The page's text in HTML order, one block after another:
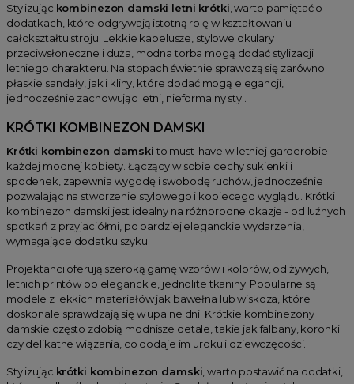
Stylizując kombinezon damski letni krótki, warto pamiętać o
dodatkach, które odgrywają istotną rolę w kształtowaniu
całokształtu stroju. Lekkie kapelusze, stylowe okulary
przeciwsłoneczne i duża, modna torba mogą dodać stylizacji
letniego charakteru. Na stopach świetnie sprawdzą się zarówno
płaskie sandały, jak i kliny, które dodać mogą elegancji,
jednocześnie zachowując letni, nieformalny styl.
KRÓTKI KOMBINEZON DAMSKI
Krótki kombinezon damski to must-have w letniej garderobie
każdej modnej kobiety. Łączący w sobie cechy sukienki i
spodenek, zapewnia wygodę i swobodę ruchów, jednocześnie
pozwalając na stworzenie stylowego i kobiecego wyglądu. Krótki
kombinezon damski jest idealny na różnorodne okazje - od luźnych
spotkań z przyjaciółmi, po bardziej eleganckie wydarzenia,
wymagające dodatku szyku.
Projektanci oferują szeroką gamę wzorów i kolorów, od żywych,
letnich printów po eleganckie, jednolite tkaniny. Popularne są
modele z lekkich materiałów jak bawełna lub wiskoza, które
doskonale sprawdzają się w upalne dni. Krótkie kombinezony
damskie często zdobią modnisze detale, takie jak falbany, koronki
czy delikatne wiązania, co dodaje im uroku i dziewczęcości.
Stylizując krótki kombinezon damski, warto postawić na dodatki,